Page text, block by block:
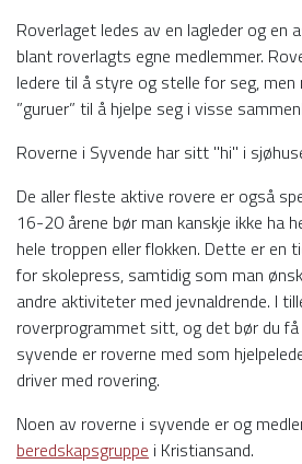
Roverlaget ledes av en lagleder og
blant roverlagts egne medlemmer.
ledere til å styre og stelle for seg,
”guruer” til å hjelpe seg i visse
Roverne i Syvende har sitt "hi" i
De aller fleste aktive rovere er også
16-20 årene bør man kanskje ikke ha
hele troppen eller flokken. Dette er en
for skolepress, samtidig som man
andre aktiviteter med jevnaldrende. I
roverprogrammet sitt, og det bør du
syvende er roverne med som
driver med rovering.
Noen av roverne i syvende er og
beredskapsgruppe i Kristiansand.